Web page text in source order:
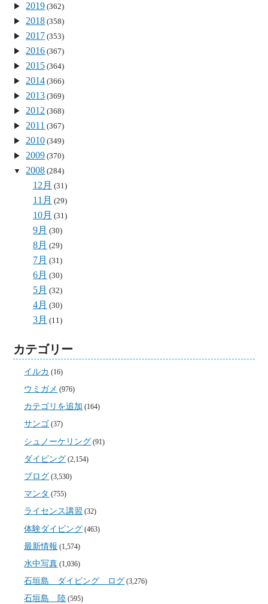
2019 (362)
2018 (358)
2017 (353)
2016 (367)
2015 (364)
2014 (366)
2013 (369)
2012 (368)
2011 (367)
2010 (349)
2009 (370)
2008 (284)
12月 (31)
11月 (29)
10月 (31)
9月 (30)
8月 (29)
7月 (31)
6月 (30)
5月 (32)
4月 (30)
3月 (11)
カテゴリー
イルカ (16)
ウミガメ (976)
カテゴリを追加 (164)
サンゴ (37)
シュノーケリング (91)
ダイビング (2,154)
ブログ (3,530)
マンタ (755)
ライセンス講習 (32)
体験ダイビング (463)
最新情報 (1,574)
水中写真 (1,036)
石垣島 ダイビング ログ (3,276)
石垣島 陸 (595)